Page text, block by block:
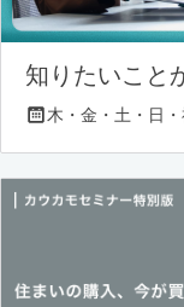
知りたいこと